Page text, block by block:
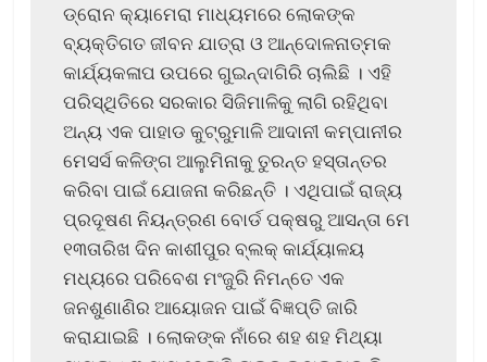
ଡ୍ରୋନ କ୍ୟାମେରା ମାଧ୍ୟମରେ ଲୋକଙ୍କ
ବ୍ୟକ୍ତିଗତ ଜୀବନ ଯାତ୍ରା ଓ ଆନ୍ଦୋଳନାତ୍ମକ
କାର୍ଯ୍ୟକଳାପ ଉପରେ ଗୁଇନ୍ଦାଗିରି ଚାଲିଛି । ଏହି
ପରିସ୍ଥିତିରେ ସରକାର ସିଜିମାଳିକୁ ଲାଗି ରହିଥିବା
ଅନ୍ୟ ଏକ ପାହାଡ କୁଟ୍ରୁମାଳି ଆଦାନୀ କମ୍ପାନୀର
ମେସର୍ସ କଳିଙ୍ଗ ଆଲୁମିନାକୁ ତୁରନ୍ତ ହସ୍ତାନ୍ତର
କରିବା ପାଇଁ ଯୋଜନା କରିଛନ୍ତି । ଏଥିପାଇଁ ରାଜ୍ୟ
ପ୍ରଦୂଷଣ ନିୟନ୍ତ୍ରଣ ବୋର୍ଡ ପକ୍ଷରୁ ଆସନ୍ତା ମେ
୧୩ତାରିଖ ଦିନ କାଶୀପୁର ବ୍ଲକ୍ କାର୍ଯ୍ୟାଳୟ
ମଧ୍ୟରେ ପରିବେଶ ମଂଜୁରି ନିମନ୍ତେ ଏକ
ଜନଶୁଣାଣିର ଆୟୋଜନ ପାଇଁ ବିଜ୍ଞପ୍ତି ଜାରି
କରାଯାଇଛି । ଲୋକଙ୍କ ନାଁରେ ଶହ ଶହ ମିଥ୍ୟା